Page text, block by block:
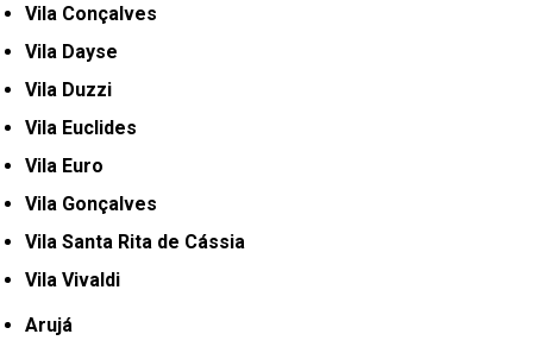
Vila Conçalves
Vila Dayse
Vila Duzzi
Vila Euclides
Vila Euro
Vila Gonçalves
Vila Santa Rita de Cássia
Vila Vivaldi
Arujá